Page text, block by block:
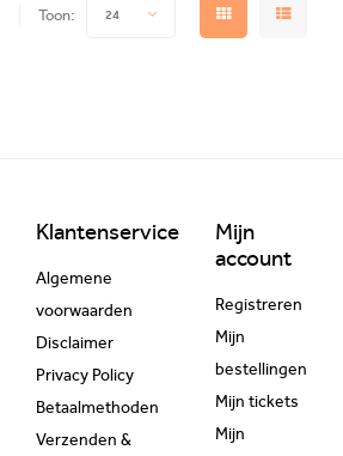
Toon: 24
Klantenservice
Algemene
voorwaarden
Disclaimer
Privacy Policy
Betaalmethoden
Verzenden &
Mijn
account
Registreren
Mijn
bestellingen
Mijn tickets
Mijn